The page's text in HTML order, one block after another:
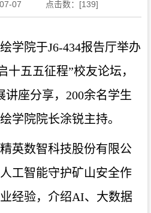
07 点击数：[139]
学院于J6-434报告厅举办
十五五征程”校友论坛，
讲座分享，200余名学生
学院院长涂锐主持。
英数智科技股份有限公
工智能守护矿山安全作
经验，介绍AI、大数据